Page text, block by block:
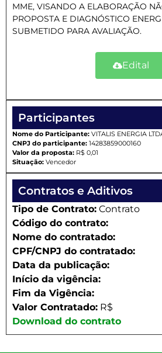
MME, VISANDO A ELABORAÇÃO
PROPOSTA E DIAGNÓSTICO
SUBMETIDO PARA AVALIAÇÃO.
Edital
Participantes
Nome do Participante: VITALIS ENERGIA
CNPJ do participante: 14283859000160
Valor da proposta: R$ 0,01
Situação: Vencedor
Contratos e Aditivos
Tipo de Contrato: Contrato
Código do contrato:
Nome do contratado:
CPF/CNPJ do contratado:
Data da publicação:
Início da vigência:
Fim da Vigência:
Valor Contratado: R$
Download do contrato